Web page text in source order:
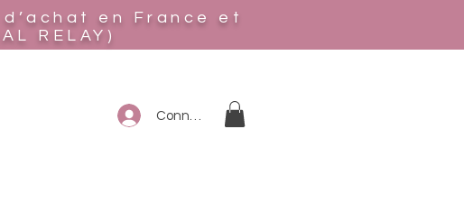
en France et
RELAY)
Connexion